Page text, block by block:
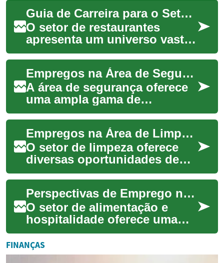
Guia de Carreira para o Setor de Restaurantes
O setor de restaurantes
apresenta um universo vasto
e dinâmico de oportunidades
profissionais para indivíduos
com div...
Empregos na Área de Segurança: Guia Completo sobre Carreiras e Oportunidades
A área de segurança oferece
uma ampla gama de
oportunidades profissionais
em constante crescimento no
mercado de trab...
Empregos na Área de Limpeza: Guia Completo sobre Oportunidades e Carreira
O setor de limpeza oferece
diversas oportunidades de
trabalho em diferentes
ambientes, desde residências
particulares...
Perspectivas de Emprego no Setor de Alimentação
O setor de alimentação e
hospitalidade oferece uma
vasta gama de oportunidades
de emprego para indivíduos
com diversa...
FINANÇAS